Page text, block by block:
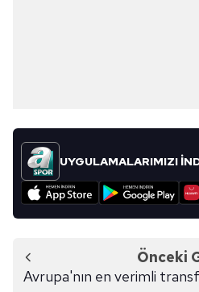
UYGULAMALARIMIZI
Önceki
Avrupa'nın en verimli